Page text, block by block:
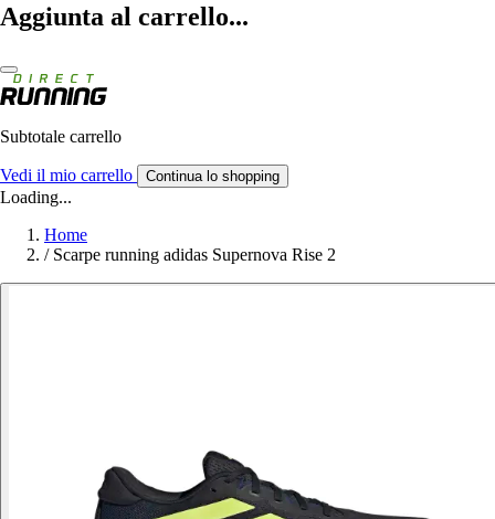
Aggiunta al carrello...
Subtotale carrello
Vedi il mio carrello Continua lo shopping
Loading...
Home
/ Scarpe running adidas Supernova Rise 2